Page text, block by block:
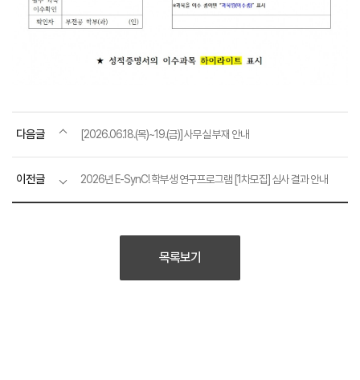
이전글 2026년 E-SynC! 학부생 연구프로그램 [1차모집] 심사 결과 안내
다음글 [2026.06.18.(목)~19.(금)] 사무실 부재 안내
목록보기